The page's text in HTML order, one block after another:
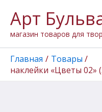
содержимому
Арт
магазин товаров для
Главная
Товары
наклейки «Цветы 02»
товара
наклейки
"Цветы
02"
(золото
голография)